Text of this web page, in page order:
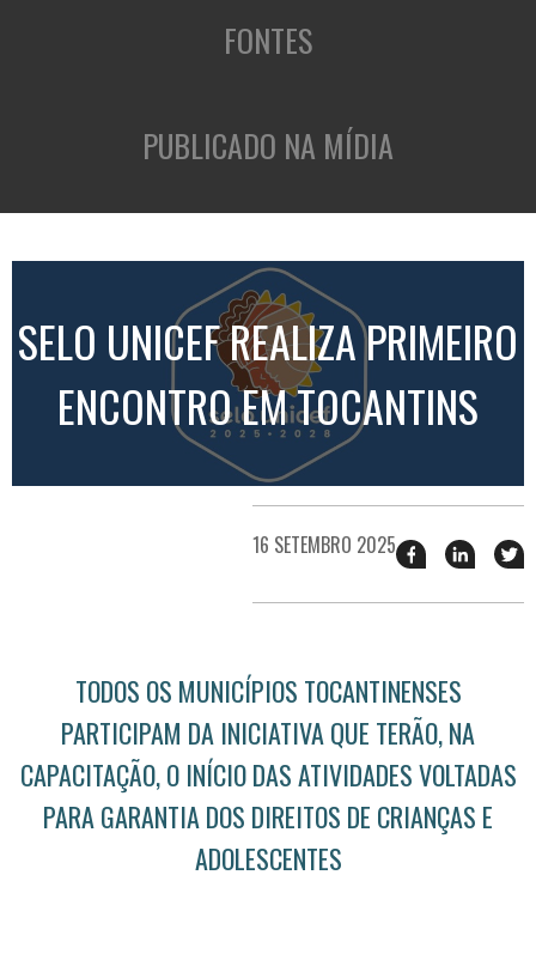
FONTES
PUBLICADO NA MÍDIA
SELO UNICEF REALIZA PRIMEIRO
ENCONTRO EM TOCANTINS
16 SETEMBRO 2025 Compartilhar
esse
no
esse
no
TODOS OS MUNICÍPIOS TOCANTINENSES
PARTICIPAM DA INICIATIVA QUE TERÃO, NA
CAPACITAÇÃO, O INÍCIO DAS ATIVIDADES VOLTADAS
PARA GARANTIA DOS DIREITOS DE CRIANÇAS E
ADOLESCENTES